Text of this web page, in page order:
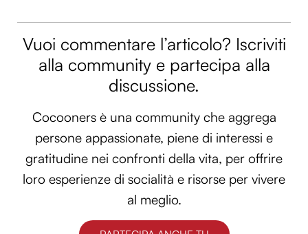
Vuoi commentare l’articolo? Iscriviti
alla community e partecipa alla
discussione.
Cocooners è una community che aggrega
persone appassionate, piene di interessi e
gratitudine nei confronti della vita, per offrire
loro esperienze di socialità e risorse per vivere
al meglio.